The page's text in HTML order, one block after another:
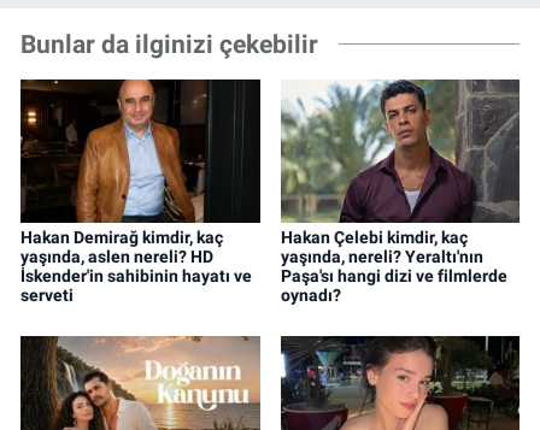
Bunlar da ilginizi çekebilir
Hakan Demirağ kimdir, kaç
yaşında, aslen nereli? HD
İskender'in sahibinin hayatı ve
serveti
Hakan Çelebi kimdir, kaç
yaşında, nereli? Yeraltı'nın
Paşa'sı hangi dizi ve filmlerde
oynadı?